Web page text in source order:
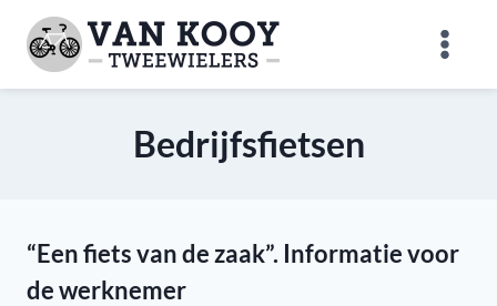
Doorgaan
naar
inhoud
Bedrijfsfietsen
“Een fiets van de zaak”. Informatie voor
de werknemer